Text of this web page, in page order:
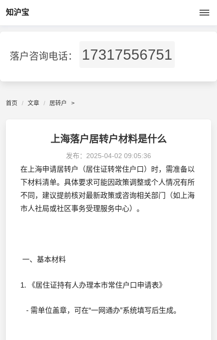
知沪宝
落户咨询电话： 17317556751
首页 文章 居转户 >
上海落户居转户材料是什么
发布： 2025-04-02 09:05:36
在上海申请居转户（居住证转常住户口）时，需准备以
下材料清单。具体要求可能因政策调整或个人情况有所
不同，建议提前核对最新政策或咨询相关部门（如上海
市人社局或社区事务受理服务中心）。
一、基本材料
1. 《居住证持有人办理本市常住户口申请表》
- 需单位盖章，可在“一网通办”系统填写后生成。